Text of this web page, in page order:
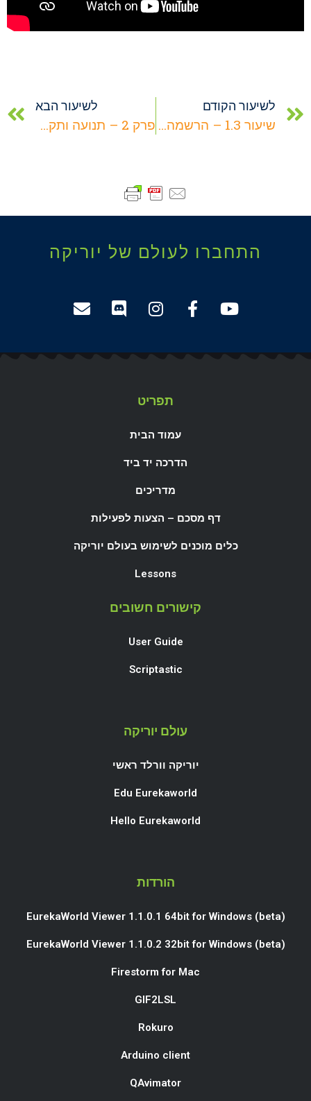
לשיעור הקודם
שיעור 1.3 – הרשמה קבוצתית
לשיעור הבא
פרק 2 – תנועה ותקשורת
התחברו לעולם של יוריקה
תפריט
עמוד הבית
הדרכה יד ביד
מדריכים
דף מסכם – הצעות לפעילות
כלים מוכנים לשימוש בעולם יוריקה
Lessons
קישורים חשובים
User Guide
Scriptastic
עולם יוריקה
יוריקה וורלד ראשי
Edu Eurekaworld
Hello Eurekaworld
הורדות
EurekaWorld Viewer 1.1.0.1 64bit for Windows (beta)
EurekaWorld Viewer 1.1.0.2 32bit for Windows (beta)
Firestorm for Mac
GIF2LSL
Rokuro
Arduino client
QAvimator